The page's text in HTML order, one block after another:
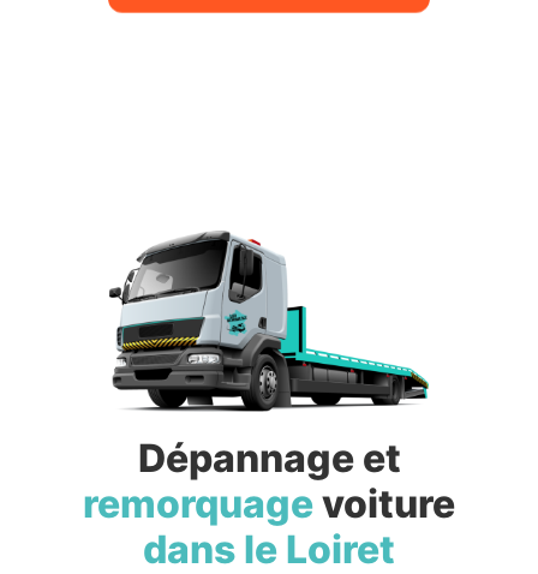
Dépannage et
remorquagevoiture
dans le Loiret